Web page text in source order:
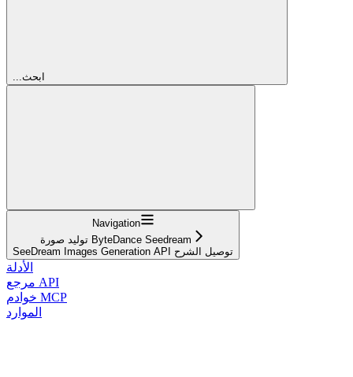
...ابحث
Navigation
توليد صورة ByteDance Seedream
SeeDream Images Generation API توصيل الشرح
الأدلة
مرجع API
خوادم MCP
الموارد